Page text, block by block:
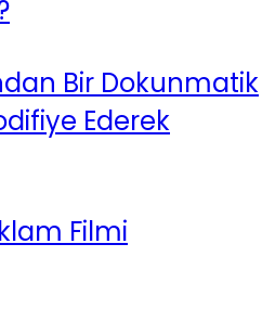
Bir Dokunmatik
Ederek
Filmi